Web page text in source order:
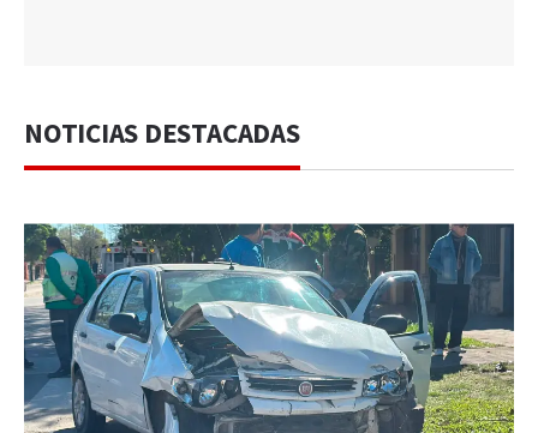
NOTICIAS DESTACADAS